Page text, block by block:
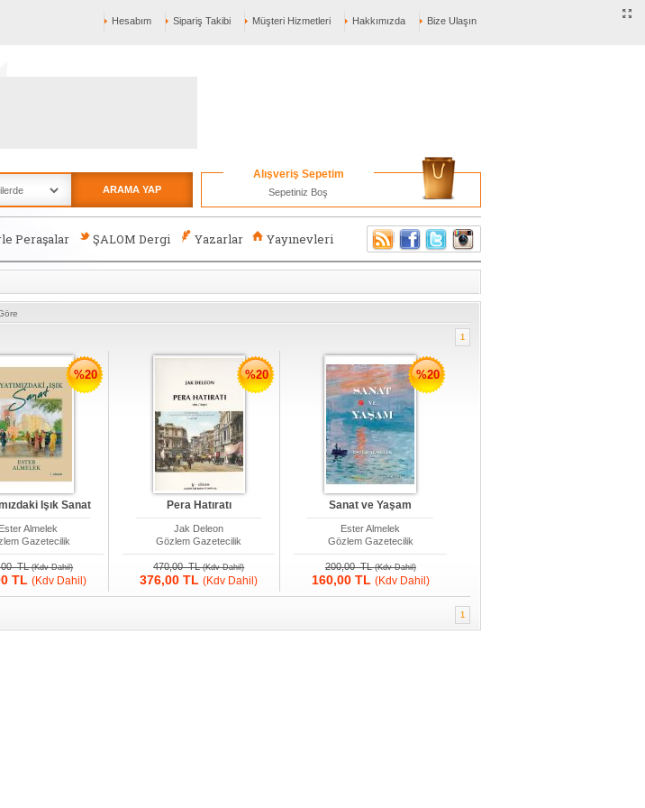
Bize Ulaşın
Hakkımızda
Müşteri Hizmetleri
Sipariş Takibi
Hesabım
ARAMA YAP
Alışveriş Sepetim
Sepetiniz Boş
Peraşalar ŞALOM Dergi Yazarlar Yayınevleri
1
%20
Işık Sanat
Ester Almelek
Gazetecilik
TL(Kdv Dahil)
TL(Kdv Dahil)
%20
Pera Hatıratı
Jak Deleon
Gözlem Gazetecilik
470,00 TL(Kdv Dahil)
376,00 TL(Kdv Dahil)
%20
Sanat ve Yaşam
Ester Almelek
Gözlem Gazetecilik
200,00 TL(Kdv Dahil)
160,00 TL (Kdv Dahil)
1